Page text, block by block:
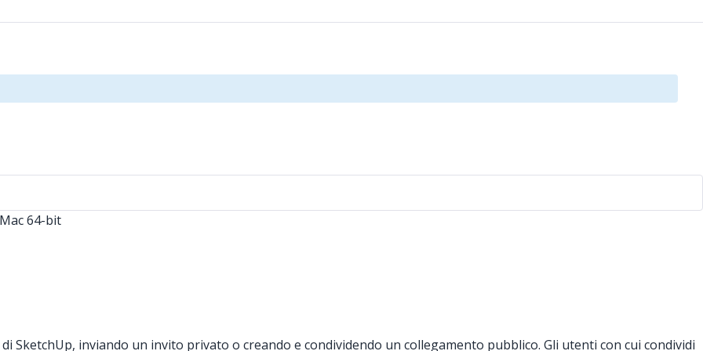
64-bit
SketchUp, inviando un invito privato o creando e condividendo un collegamento pubblico. Gli utenti con cui condividi